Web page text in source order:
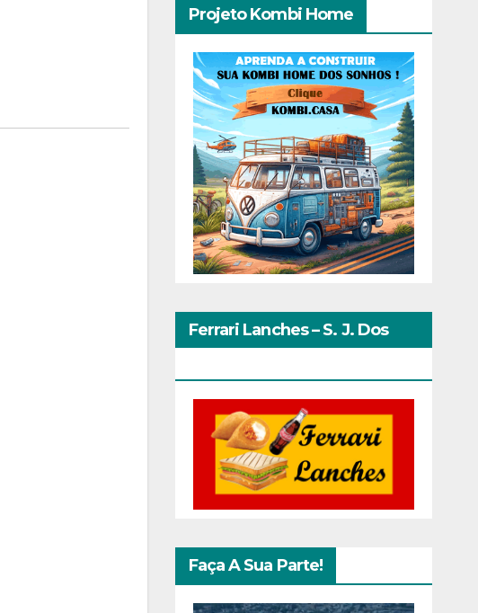
Projeto Kombi Home
Ferrari Lanches – S. J. Dos
Faça A Sua Parte!